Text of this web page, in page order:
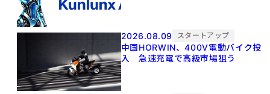
2026.08.09 スタートアップ
中国HORWIN、400V電動バイク投
入 急速充電で高級市場狙う